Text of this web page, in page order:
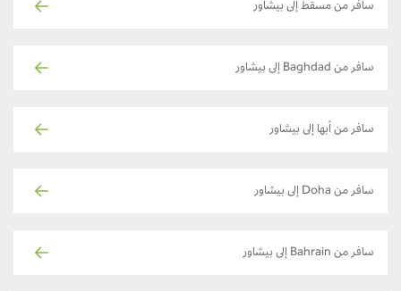
سافر من مسقط إلى بيشاور
سافر من Baghdad إلى بيشاور
سافر من أبها إلى بيشاور
سافر من Doha إلى بيشاور
سافر من Bahrain إلى بيشاور